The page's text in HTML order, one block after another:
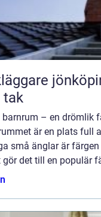
jönköping så väljer du rätt
barnrum – en drömlik
är en plats full
små änglar är
gör det till en populär